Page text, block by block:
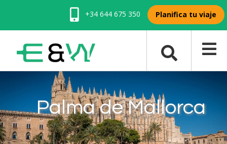
+34 644 675 350 Planifica tu viaje
Palma de Mallorca